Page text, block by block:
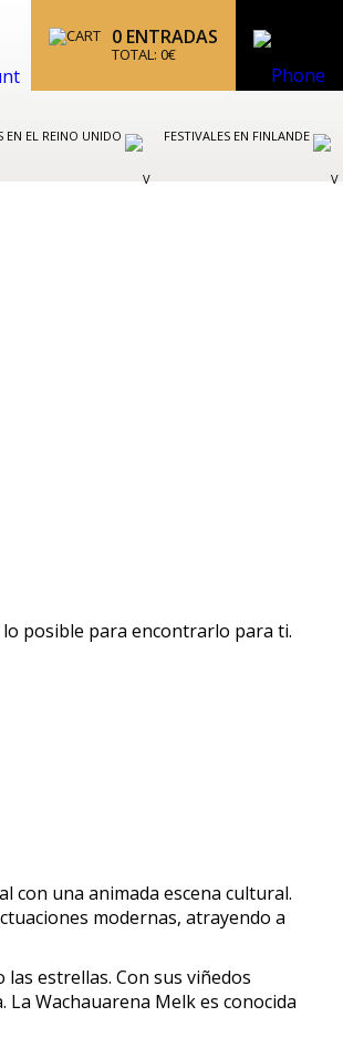
0 ENTRADAS
TOTAL: 0€
EN EL REINO UNIDO FESTIVALES EN FINLANDE
posible para encontrarlo para ti.
con una animada escena cultural.
modernas, atrayendo a
estrellas. Con sus viñedos
Wachauarena Melk es conocida